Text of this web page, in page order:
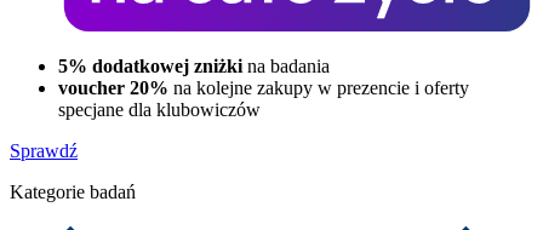
5% dodatkowej zniżki na badania
voucher 20% na kolejne zakupy w prezencie i oferty
specjane dla klubowiczów
Sprawdź
Kategorie badań